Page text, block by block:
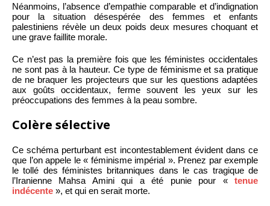
Néanmoins, l’absence d’empathie comparable et d’indignation
pour la situation désespérée des femmes et enfants
palestiniens révèle un deux poids deux mesures choquant et
une grave faillite morale.
Ce n’est pas la première fois que les féministes occidentales
ne sont pas à la hauteur. Ce type de féminisme et sa pratique
de ne braquer les projecteurs que sur les questions adaptées
aux goûts occidentaux, ferme souvent les yeux sur les
préoccupations des femmes à la peau sombre.
Colère sélective
Ce schéma perturbant est incontestablement évident dans ce
que l’on appele le « féminisme impérial ». Prenez par exemple
le tollé des féministes britanniques dans le cas tragique de
l’Iranienne Mahsa Amini qui a été punie pour « tenue
indécente », et qui en serait morte.